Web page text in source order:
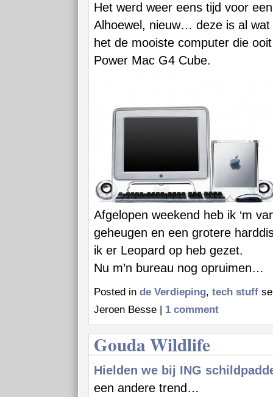
Het werd weer eens tijd voor
Alhoewel, nieuw… deze is al
het de mooiste computer die
Power Mac G4 Cube.
Afgelopen weekend heb ik ‘m
geheugen en een grotere
ik er Leopard op heb gezet.
Nu m’n bureau nog opruimen…
Posted in de Verdieping, tech stuff
Jeroen Besse | 1 comment
Gouda Wildlife
Hielden we bij ING
een andere trend…